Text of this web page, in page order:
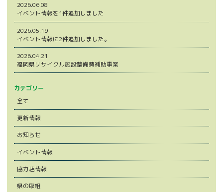
2026.06.08
イベント情報を1件追加しました
2026.05.19
イベント情報に2件追加しました。
2026.04.21
福岡県リサイクル施設整備費補助事業
カテゴリー
全て
更新情報
お知らせ
イベント情報
協力店情報
県の取組